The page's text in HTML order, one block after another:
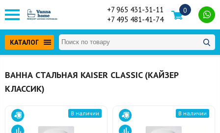
+7 965 431-31-11
+7 495 481-41-74
0
КАТАЛОГ
ВАННА СТАЛЬНАЯ KAISER CLASSIC (КАЙЗЕР
КЛАССИК)
В наличии В наличии